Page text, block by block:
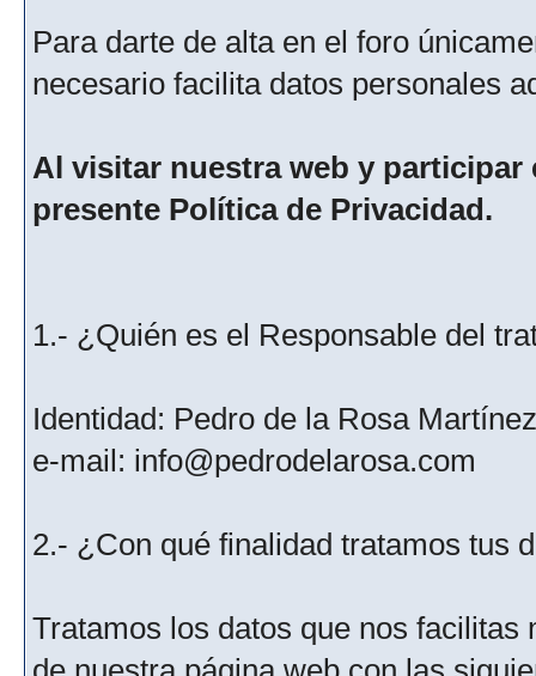
Para darte de alta en el foro
necesario facilita datos personales
Al visitar nuestra web y
presente Política de Privacidad.
1.- ¿Quién es el Responsable del
Identidad: Pedro de la Rosa Martínez
e-mail: info@pedrodelarosa.com
2.- ¿Con qué finalidad tratamos tus
Tratamos los datos que nos